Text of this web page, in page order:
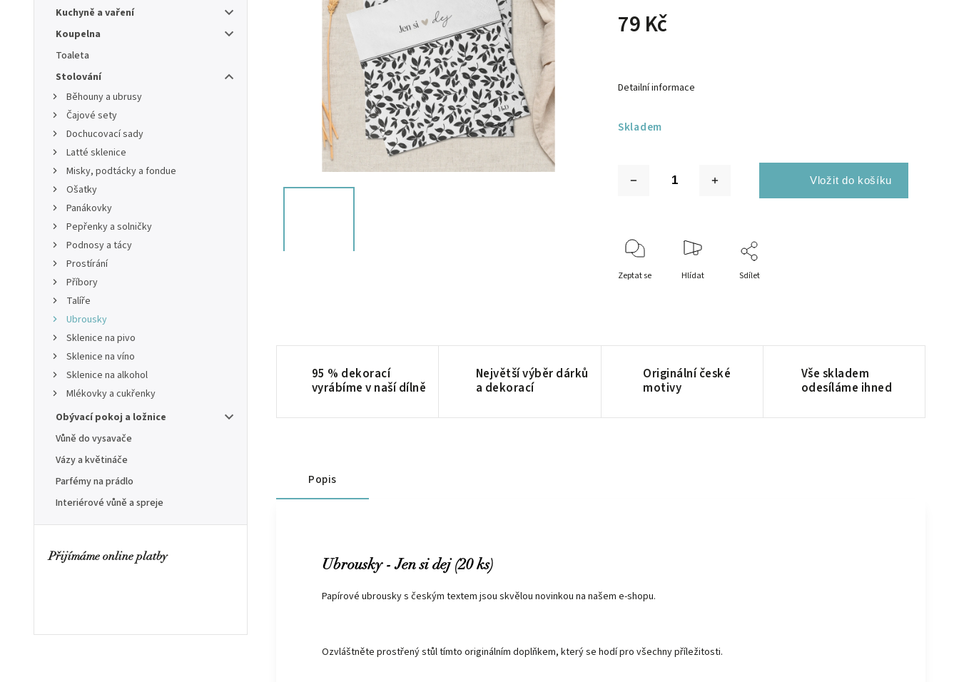
Kuchyně a vaření
Koupelna
Toaleta
Stolování
Běhouny a ubrusy
Čajové sety
Dochucovací sady
Latté sklenice
Misky, podtácky a fondue
Ošatky
Panákovky
Pepřenky a solničky
Podnosy a tácy
Prostírání
Příbory
Talíře
Ubrousky
Sklenice na pivo
Sklenice na víno
Sklenice na alkohol
Mlékovky a cukřenky
Obývací pokoj a ložnice
Vůně do vysavače
Vázy a květináče
Parfémy na prádlo
Interiérové vůně a spreje
Přijímáme online platby
79 Kč
Skladem
Detailní informace
Zeptat se Hlídat Sdílet
95 % dekorací
vyrábíme v naší dílně
Největší výběr dárků
a dekorací
Originální české
motivy
Vše skladem
odesíláme ihned
Popis
Ubrousky - Jen si dej (20 ks)
Papírové ubrousky s českým textem jsou skvělou novinkou na našem e-shopu.
Ozvláštněte prostřený stůl tímto originálním doplňkem, který se hodí pro všechny příležitosti.